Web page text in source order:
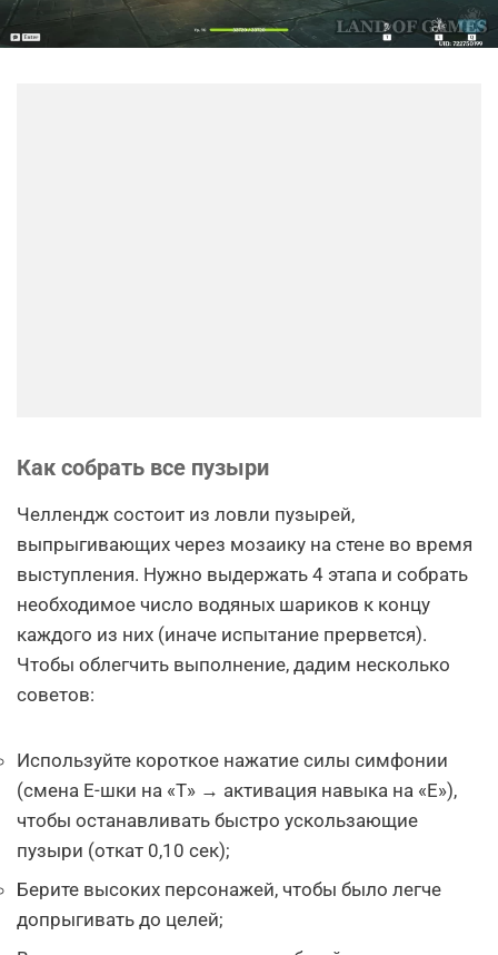
Как собрать все пузыри
Челлендж состоит из ловли пузырей,
выпрыгивающих через мозаику на стене во время
выступления. Нужно выдержать 4 этапа и собрать
необходимое число водяных шариков к концу
каждого из них (иначе испытание прервется).
Чтобы облегчить выполнение, дадим несколько
советов:
Используйте короткое нажатие силы симфонии
(смена Е-шки на «Т» → активация навыка на «Е»),
чтобы останавливать быстро ускользающие
пузыри (откат 0,10 сек);
Берите высоких персонажей, чтобы было легче
допрыгивать до целей;